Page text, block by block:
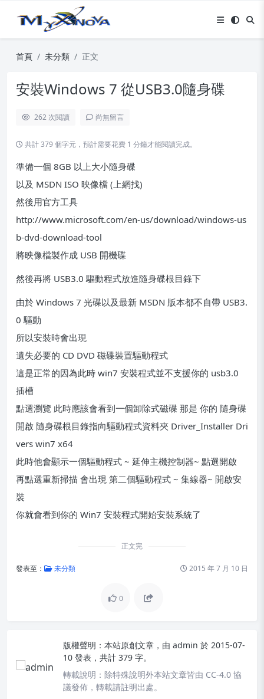
首頁 未分類 正文
安裝Windows 7 從USB3.0隨身碟
262 次閱讀 尚無留言
共計 379 個字元，預計需要花費 1 分鐘才能閱讀完成。
準備一個 8GB 以上大小隨身碟
以及 MSDN ISO 映像檔 (上網找)
然後用官方工具
http://www.microsoft.com/en-us/download/windows-us
b-dvd-download-tool
將映像檔製作成 USB 開機碟
然後再將 USB3.0 驅動程式放進隨身碟根目錄下
由於 Windows 7 光碟以及最新 MSDN 版本都不自帶 USB3.
0 驅動
所以安裝時會出現
遺失必要的 CD DVD 磁碟裝置驅動程式
這是正常的因為此時 win7 安裝程式並不支援你的 usb3.0
插槽
點選瀏覽 此時應該會看到一個卸除式磁碟 那是 你的 隨身碟
開啟 隨身碟根目錄指向驅動程式資料夾 Driver_Installer Dri
vers win7 x64
此時他會顯示一個驅動程式 ~ 延伸主機控制器~ 點選開啟
再點選重新掃描 會出現 第二個驅動程式 ~ 集線器~ 開啟安
裝
你就會看到你的 Win7 安裝程式開始安裝系統了
正文完
發表至： 未分類 2015 年 7 月 10 日
0
版權聲明： 本站原創文章，由 admin 於 2015-07-
10 發表，共計 379 字。
轉載說明： 除特殊說明外本站文章皆由 CC-4.0 協
議發佈，轉載請註明出處。